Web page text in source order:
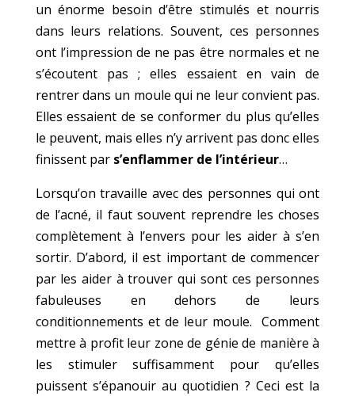
un énorme besoin d’être stimulés et nourris
dans leurs relations. Souvent, ces personnes
ont l’impression de ne pas être normales et ne
s’écoutent pas ; elles essaient en vain de
rentrer dans un moule qui ne leur convient pas.
Elles essaient de se conformer du plus qu’elles
le peuvent, mais elles n’y arrivent pas donc elles
finissent par s’enflammer de l’intérieur…
Lorsqu’on travaille avec des personnes qui ont
de l’acné, il faut souvent reprendre les choses
complètement à l’envers pour les aider à s’en
sortir. D’abord, il est important de commencer
par les aider à trouver qui sont ces personnes
fabuleuses en dehors de leurs
conditionnements et de leur moule. Comment
mettre à profit leur zone de génie de manière à
les stimuler suffisamment pour qu’elles
puissent s’épanouir au quotidien ? Ceci est la